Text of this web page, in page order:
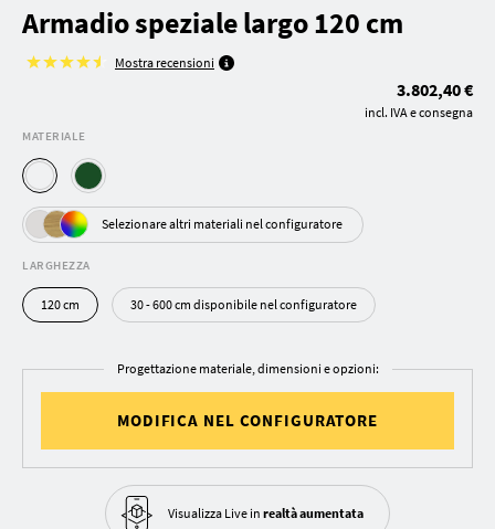
Armadio speziale largo 120 cm
Mostra recensioni
3.802,40 €
incl. IVA e consegna
MATERIALE
Selezionare altri materiali nel configuratore
LARGHEZZA
120 cm 30 - 600 cm disponibile nel configuratore
Progettazione materiale, dimensioni e opzioni:
MODIFICA NEL CONFIGURATORE
Visualizza Live in realtà aumentata